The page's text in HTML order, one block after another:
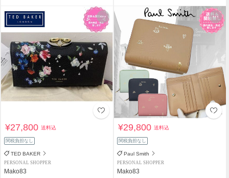
¥27,800送料込
関税負担なし
TED BAKER
PERSONAL SHOPPER
Mako83
¥29,800送料込
関税負担なし
Paul Smith
PERSONAL SHOPPER
Mako83